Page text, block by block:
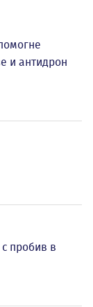
и антидрон
пробив в